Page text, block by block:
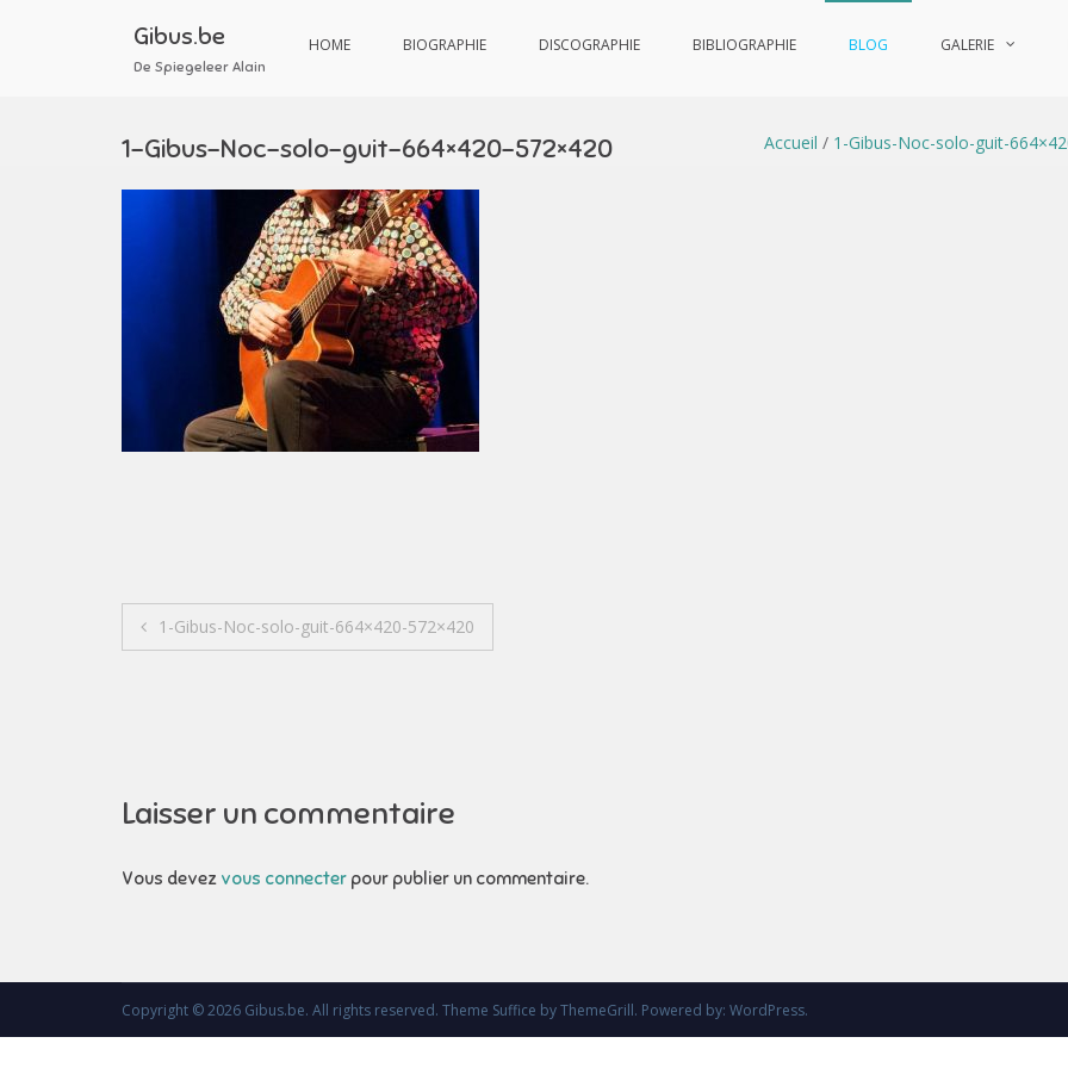
Gibus.be
De Spiegeleer Alain
HOME BIOGRAPHIE DISCOGRAPHIE BIBLIOGRAPHIE BLOG GALERIE
1-Gibus-Noc-solo-guit-664×420-572×420 Accueil / 1-Gibus-Noc-solo-guit-
Navigation
1-Gibus-Noc-solo-guit-664×420-572×420
Laisser un commentaire
Vous devez vous connecter pour publier un commentaire.
Copyright © 2026 Gibus.be. All rights reserved. Theme Suffice by ThemeGrill. Powered by: WordPress.